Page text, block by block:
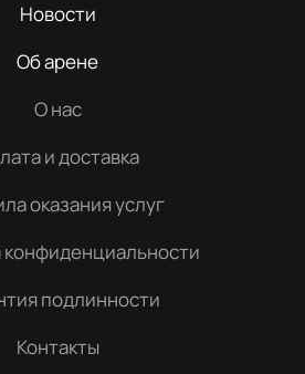
Новости
Об арене
О нас
и доставка
оказания услуг
конфиденциальности
подлинности
Контакты